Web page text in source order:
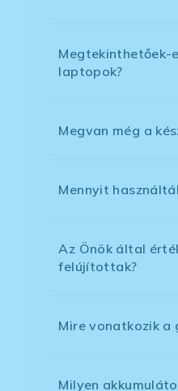
Megtekinthetőek-
laptopok?
Megvan még a
Mennyit
Az Önök által
felújítottak?
Mire vonatkozik a
Milyen